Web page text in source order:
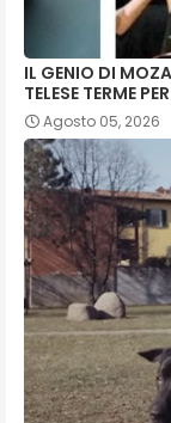
IL GENIO DI
TELESE TERME
Agosto 05, 2026